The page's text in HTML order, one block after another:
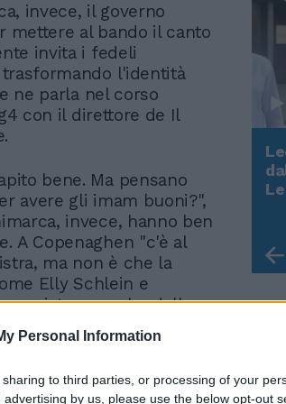
Personal Information
to third parties, or processing of your
by us, please use the below opt-out
invece, il governo
mettere al bando il canto
invita i fedeli
l'identità
ne parla nel corso
con il direttore de Il
bene. Ma pensano
avere gli imam buoni?",
invece, hanno ben
A Copenaghen "c'è al
ma non è che la
Elly Schlein e
esistono anche delle
afferma il direttore.
Giuliani a Come States?
Meloni e la strategia